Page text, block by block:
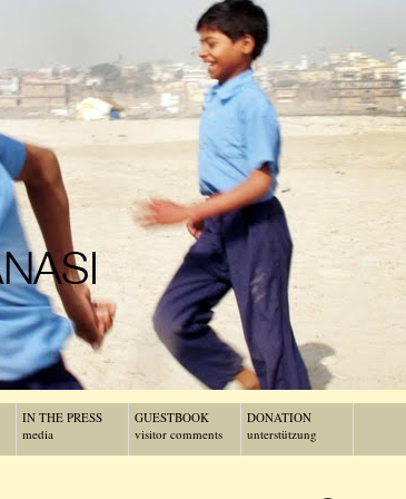
IN THE PRESS
media
GUESTBOOK
visitor comments
DONATION
unterstützung